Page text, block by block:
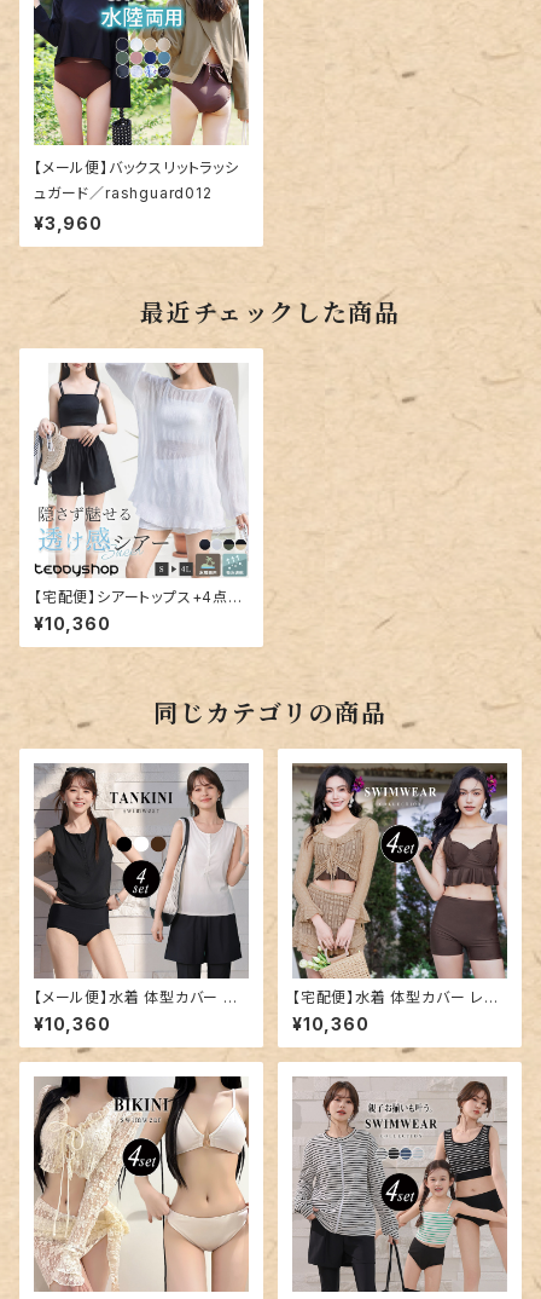
【メール便】バックスリットラッシ
ュガード／rashguard012
¥3,960
最近チェックした商品
【宅配便】シアートップス+4点セ
ット水着／hys3128
¥10,360
同じカテゴリの商品
【メール便】水着 体型カバー レ
ディース ヘンリーネック レギン
ス ショートパンツ タンキニ 4点
セット／hys3436
¥10,360
【宅配便】水着 体型カバー レデ
ィース 大きいサイズ ビスチェビ
キニ／hys3375
¥10,360